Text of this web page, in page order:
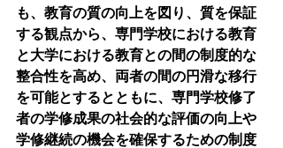
も、教育の質の向上を図り、質を保証
する観点から、専門学校における教育
と大学における教育との間の制度的な
整合性を高め、両者の間の円滑な移行
を可能とするとともに、専門学校修了
者の学修成果の社会的な評価の向上や
学修継続の機会を確保するための制度